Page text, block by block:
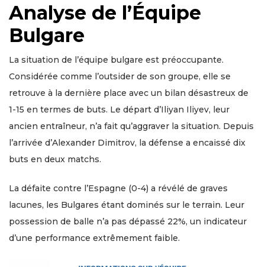
Analyse de l’Équipe
Bulgare
La situation de l’équipe bulgare est préoccupante.
Considérée comme l’outsider de son groupe, elle se
retrouve à la dernière place avec un bilan désastreux de
1-15 en termes de buts. Le départ d’Iliyan Iliyev, leur
ancien entraîneur, n’a fait qu’aggraver la situation. Depuis
l’arrivée d’Alexander Dimitrov, la défense a encaissé dix
buts en deux matchs.
La défaite contre l’Espagne (0-4) a révélé de graves
lacunes, les Bulgares étant dominés sur le terrain. Leur
possession de balle n’a pas dépassé 22%, un indicateur
d’une performance extrêmement faible.